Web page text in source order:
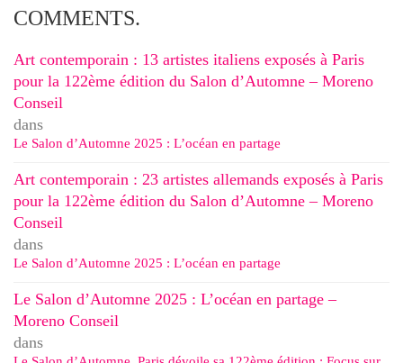
COMMENTS.
Art contemporain : 13 artistes italiens exposés à Paris
pour la 122ème édition du Salon d’Automne – Moreno
Conseil
dans
Le Salon d’Automne 2025 : L’océan en partage
Art contemporain : 23 artistes allemands exposés à Paris
pour la 122ème édition du Salon d’Automne – Moreno
Conseil
dans
Le Salon d’Automne 2025 : L’océan en partage
Le Salon d’Automne 2025 : L’océan en partage –
Moreno Conseil
dans